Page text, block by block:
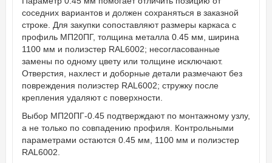
соседних вариантов и должен сохраняться в заказной
строке. Для закупки сопоставляют размеры каркаса с
профиль МП20ПГ, толщина металла 0.45 мм, ширина
1100 мм и полиэстер RAL6002; несогласованные
замены по одному цвету или толщине исключают.
Отверстия, нахлест и доборные детали размечают без
повреждения полиэстер RAL6002; стружку после
крепления удаляют с поверхности.
Выбор МП20ПГ-0.45 подтверждают по монтажному узлу,
а не только по совпадению профиля. Контрольными
параметрами остаются 0.45 мм, 1100 мм и полиэстер
RAL6002.